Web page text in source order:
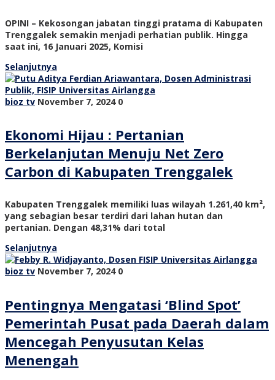
OPINI – Kekosongan jabatan tinggi pratama di Kabupaten
Trenggalek semakin menjadi perhatian publik. Hingga
saat ini, 16 Januari 2025, Komisi
Selanjutnya
bioz tv November 7, 2024 0
Ekonomi Hijau : Pertanian
Berkelanjutan Menuju Net Zero
Carbon di Kabupaten Trenggalek
Kabupaten Trenggalek memiliki luas wilayah 1.261,40 km²,
yang sebagian besar terdiri dari lahan hutan dan
pertanian. Dengan 48,31% dari total
Selanjutnya
bioz tv November 7, 2024 0
Pentingnya Mengatasi ‘Blind Spot’
Pemerintah Pusat pada Daerah dalam
Mencegah Penyusutan Kelas
Menengah